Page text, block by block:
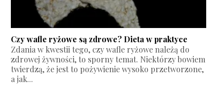
Czy wafle ryżowe są zdrowe? Dieta w praktyce
Zdania w kwestii tego, czy wafle ryżowe należą do
zdrowej żywności, to sporny temat. Niektórzy bowiem
twierdzą, że jest to pożywienie wysoko przetworzone,
a jak...